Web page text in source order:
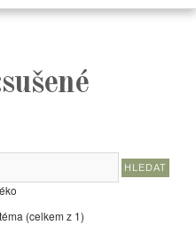
(celkem z 1)